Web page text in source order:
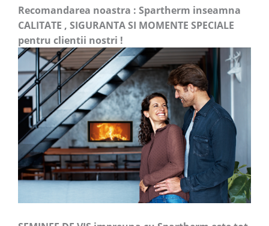
Recomandarea noastra : Spartherm inseamna
CALITATE , SIGURANTA SI MOMENTE SPECIALE
pentru clientii nostri !